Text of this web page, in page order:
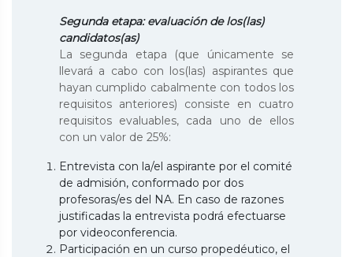
Segunda etapa: evaluación de los(las)
candidatos(as)
La segunda etapa (que únicamente se
llevará a cabo con los(las) aspirantes que
hayan cumplido cabalmente con todos los
requisitos anteriores) consiste en cuatro
requisitos evaluables, cada uno de ellos
con un valor de 25%:
Entrevista con la/el aspirante por el comité
de admisión, conformado por dos
profesoras/es del NA. En caso de razones
justificadas la entrevista podrá efectuarse
por videoconferencia.
Participación en un curso propedéutico, el